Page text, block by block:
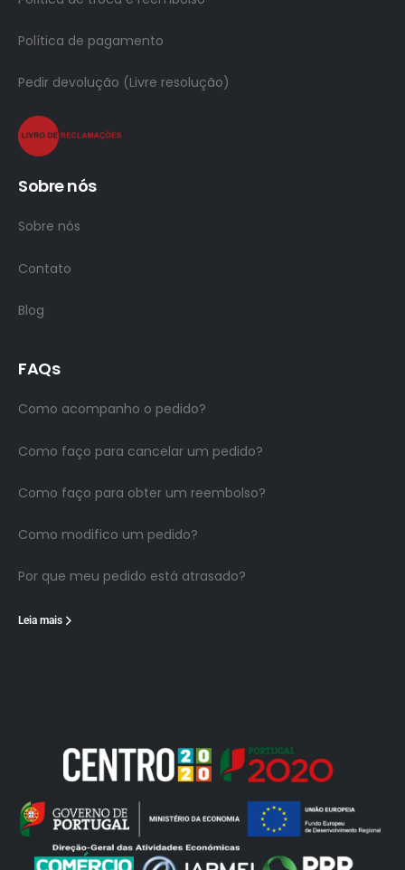
Política de pagamento
Pedir devolução (Livre resolução)
Sobre nós
Sobre nós
Contato
Blog
FAQs
Como acompanho o pedido?
Como faço para cancelar um pedido?
Como faço para obter um reembolso?
Como modifico um pedido?
Por que meu pedido está atrasado?
Leia mais